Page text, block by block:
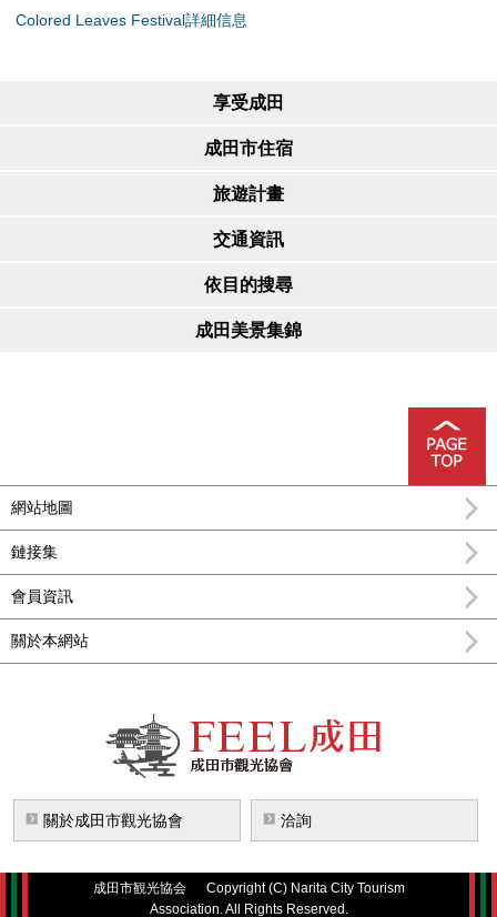
Colored Leaves Festival詳細信息
享受成田
成田市住宿
旅遊計畫
交通資訊
依目的搜尋
成田美景集錦
網站地圖
鏈接集
會員資訊
關於本網站
FEEL成田成田市公式觀光信息
關於成田市觀光協會 洽詢
成田市観光協会 Copyright (C) Narita City Tourism
Association. All Rights Reserved.